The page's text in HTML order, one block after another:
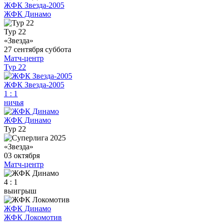
ЖФК Звезда-2005
ЖФК Динамо
Тур 22
«Звезда»
27 сентября суббота
Матч-центр
Тур 22
ЖФК Звезда-2005
1 : 1
ничья
ЖФК Динамо
Тур 22
«Звезда»
03 октября
Матч-центр
4 : 1
выигрыш
ЖФК Динамо
ЖФК Локомотив